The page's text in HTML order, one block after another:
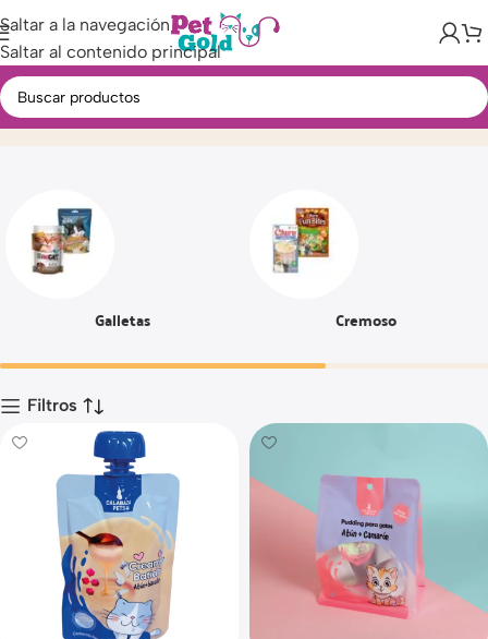
Saltar a la navegación
Saltar al contenido principal
SnacksInicio Producto Página 2
Galletas Cremoso
Filtros